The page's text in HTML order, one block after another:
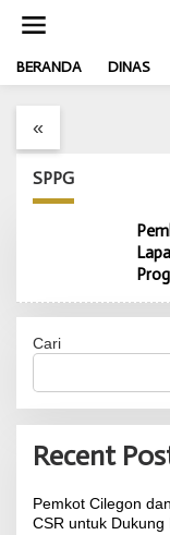
t
BERANDA DINAS
«
Pemkot Cilegon
Indonesia Power
Pembangunan
SPPG
Cari
Recent
Pemkot Cilegon
CSR untuk